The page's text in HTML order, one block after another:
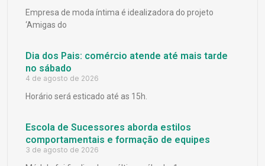
Empresa de moda íntima é idealizadora do projeto
‘Amigas do
Dia dos Pais: comércio atende até mais tarde
no sábado
4 de agosto de 2026
Horário será esticado até as 15h.
Escola de Sucessores aborda estilos
comportamentais e formação de equipes
3 de agosto de 2026